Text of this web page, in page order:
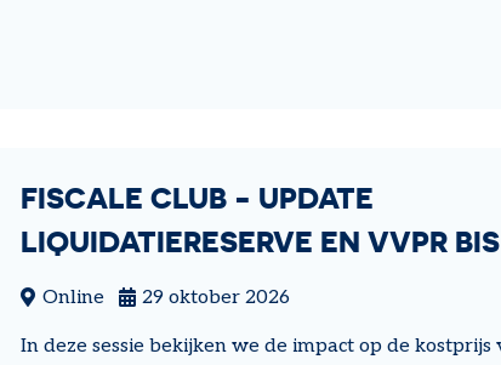
FISCALE CLUB - UPDATE
LIQUIDATIERESERVE EN VVPR BIS
Online 29 oktober 2026
In deze sessie bekijken we de impact op de